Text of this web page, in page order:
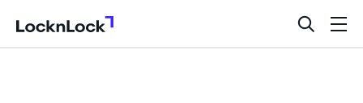
LocknLock
검
색